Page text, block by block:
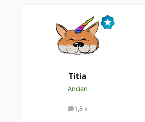
Titia
Ancien
1,8 k
messages